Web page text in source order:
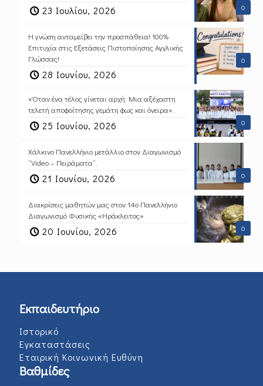
0
23 Ιουλίου, 2026
0
Η γνώση ανταμείβει την προσπάθεια! 100%
Επιτυχία στις Εξετάσεις Πιστοποίησης Αγγλικής
Γλώσσας!
28 Ιουνίου, 2026
0
«Όταν ένα τέλος γίνεται αρχή: Μια αξέχαστη
τελετή αποφοίτησης γεμάτη φως και όνειρα».
25 Ιουνίου, 2026
0
Χάλκινο Πανελλήνιο μετάλλιο στον Διαγωνισμό
“Video – Πειράματα”.
21 Ιουνίου, 2026
0
Διακρίσεις μαθητών μας στον 14ο Πανελλήνιο
Διαγωνισμό Φυσικής «Ηράκλειτος»
20 Ιουνίου, 2026
Εκπαιδευτήριο
Ιστορικό
Εγκαταστάσεις
Εταιρική Κοινωνική Ευθύνη
Βαθμίδες